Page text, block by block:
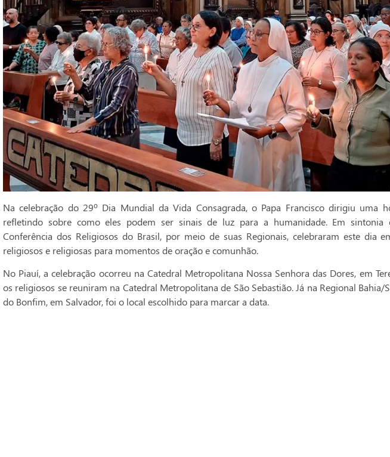
Na celebração do 29º Dia Mundial da Vida Consagrada, o Papa Francisco dirigiu uma
refletindo sobre como eles podem ser sinais de luz para a humanidade. Em sintonia
Conferência dos Religiosos do Brasil, por meio de suas Regionais, celebraram este dia
religiosos e religiosas para momentos de oração e comunhão.
No Piauí, a celebração ocorreu na Catedral Metropolitana Nossa Senhora das Dores, em
os religiosos se reuniram na Catedral Metropolitana de São Sebastião. Já na Regional Bahia/
do Bonfim, em Salvador, foi o local escolhido para marcar a data.